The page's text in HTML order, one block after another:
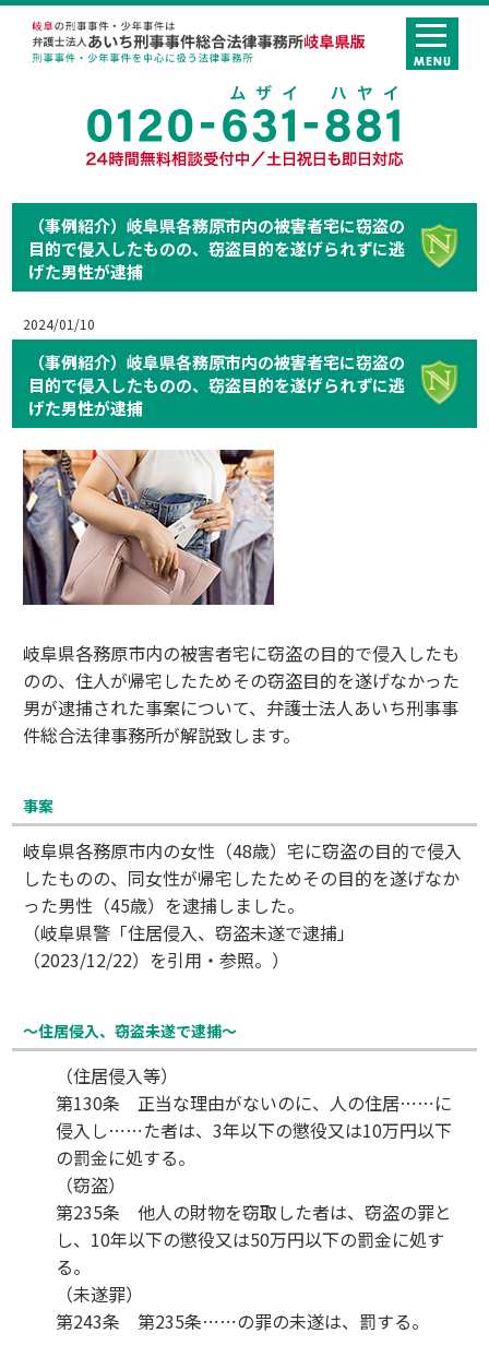
（事例紹介）岐阜県各務原市内の被害者宅に窃盗の
目的で侵入したものの、窃盗目的を遂げられずに逃
げた男性が逮捕
2024/01/10
（事例紹介）岐阜県各務原市内の被害者宅に窃盗の
目的で侵入したものの、窃盗目的を遂げられずに逃
げた男性が逮捕
岐阜県各務原市内の被害者宅に窃盗の目的で侵入したも
のの、住人が帰宅したためその窃盗目的を遂げなかった
男が逮捕された事案について、弁護士法人あいち刑事事
件総合法律事務所が解説致します。
事案
岐阜県各務原市内の女性（48歳）宅に窃盗の目的で侵入
したものの、同女性が帰宅したためその目的を遂げなか
った男性（45歳）を逮捕しました。
（岐阜県警「住居侵入、窃盗未遂で逮捕」
（2023/12/22）を引用・参照。）
～住居侵入、窃盗未遂で逮捕～
（住居侵入等）
第130条 正当な理由がないのに、人の住居⋯⋯に
侵入し⋯⋯た者は、3年以下の懲役又は10万円以下
の罰金に処する。
（窃盗）
第235条 他人の財物を窃取した者は、窃盗の罪と
し、10年以下の懲役又は50万円以下の罰金に処す
る。
（未遂罪）
第243条 第235条⋯⋯の罪の未遂は、罰する。